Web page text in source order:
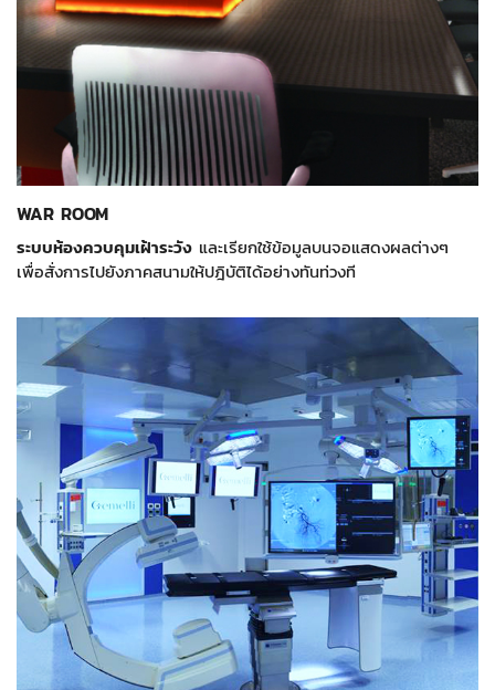
WAR ROOM
ระบบห้องควบคุมเฝ้าระวัง และเรียกใช้ข้อมูลบนจอแสดงผลต่างๆ
เพื่อสั่งการไปยังภาคสนามให้ปฎิบัติได้อย่างทันท่วงที